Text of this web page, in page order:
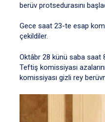
berüv protsedurasını
Gece saat 23-te esap
çekildiler.
Oktâbr 28 künü saba saat
Teftiş komissiyası
komissiyası gizli rey